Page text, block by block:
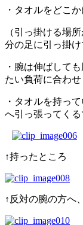
・タオルをどこ
（引っ掛ける場
分の足に引っ掛け
・腕は伸ばして
たい負荷に合わせ
・タオルを持っ
へ引っ張ってく
↑持ったところ
↑反対の腕の方へ